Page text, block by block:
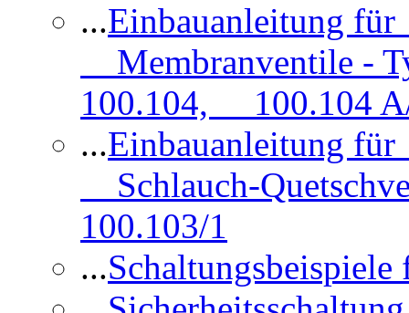
...Einbauanleitung
Membranventile -
100.104, 100.104
...Einbauanleitung
Schlauch-
100.103/1
...